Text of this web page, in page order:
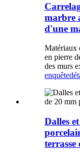
marbre
d'une
Matériaux
en pierre
des murs
enquête
Dalles